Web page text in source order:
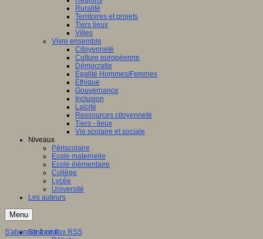
Ruralité
Territoires et projets
Tiers lieux
Villes
Vivre ensemble
Citoyenneté
Culture européenne
Démocratie
Egalité Hommes/Femmes
Ethique
Gouvernance
Inclusion
Laïcité
Ressources citoyenneté
Tiers - lieux
Vie scolaire et sociale
Niveaux
Périscolaire
Ecole maternelle
Ecole élémentaire
Collège
Lycée
Université
Les auteurs
Menu
S'informer
S'abonner à ce flux RSS